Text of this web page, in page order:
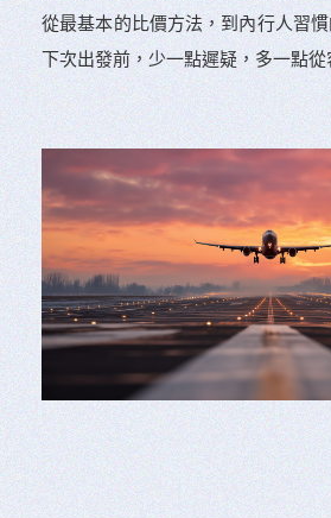
從最基本的比價方法，到內行人習
下次出發前，少一點遲疑，多一點從